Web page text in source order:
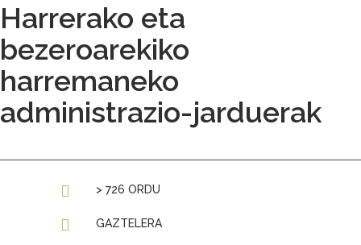
Harrerako eta
bezeroarekiko
harremaneko
administrazio-jarduerak
> 726 ORDU
GAZTELERA